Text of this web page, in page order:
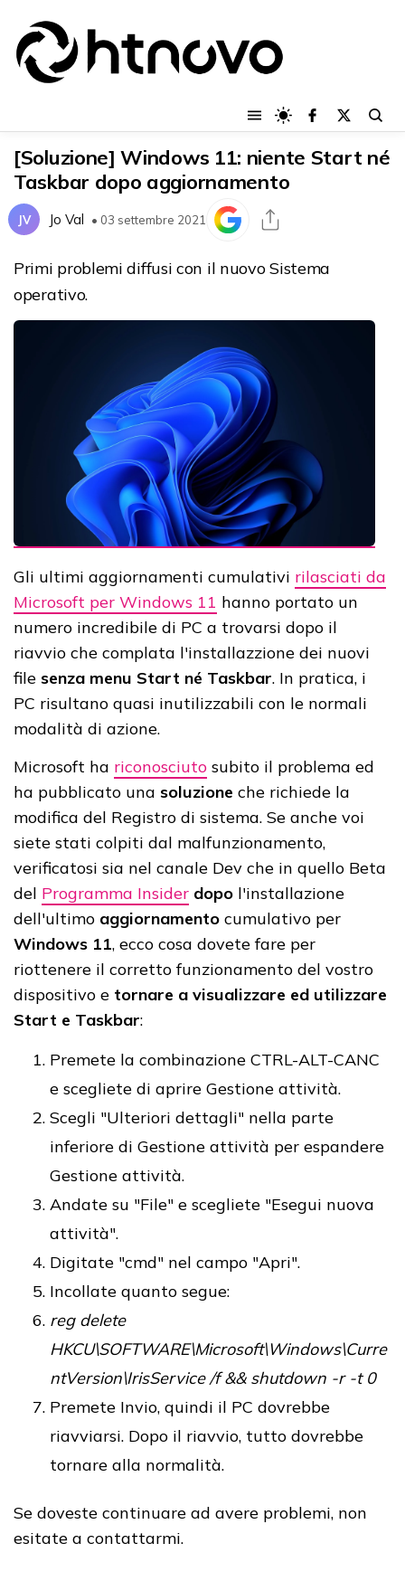
[Soluzione] Windows 11: niente Start né
Taskbar dopo aggiornamento
JV Jo Val • 03 settembre 2021
Primi problemi diffusi con il nuovo Sistema
operativo.
Gli ultimi aggiornamenti cumulativi rilasciati da
Microsoft per Windows 11 hanno portato un
numero incredibile di PC a trovarsi dopo il
riavvio che complata l'installazzione dei nuovi
file senza menu Start né Taskbar. In pratica, i
PC risultano quasi inutilizzabili con le normali
modalità di azione.
Microsoft ha riconosciuto subito il problema ed
ha pubblicato una soluzione che richiede la
modifica del Registro di sistema. Se anche voi
siete stati colpiti dal malfunzionamento,
verificatosi sia nel canale Dev che in quello Beta
del Programma Insider dopo l'installazione
dell'ultimo aggiornamento cumulativo per
Windows 11, ecco cosa dovete fare per
riottenere il corretto funzionamento del vostro
dispositivo e tornare a visualizzare ed utilizzare
Start e Taskbar:
Premete la combinazione CTRL-ALT-CANC
e scegliete di aprire Gestione attività.
Scegli "Ulteriori dettagli" nella parte
inferiore di Gestione attività per espandere
Gestione attività.
Andate su "File" e scegliete "Esegui nuova
attività".
Digitate "cmd" nel campo "Apri".
Incollate quanto segue:
reg delete
HKCU\SOFTWARE\Microsoft\Windows\Curre
ntVersion\IrisService /f && shutdown -r -t 0
Premete Invio, quindi il PC dovrebbe
riavviarsi. Dopo il riavvio, tutto dovrebbe
tornare alla normalità.
Se doveste continuare ad avere problemi, non
esitate a contattarmi.